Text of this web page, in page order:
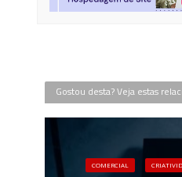
Gostou desta? Veja estas
COMERCIAL